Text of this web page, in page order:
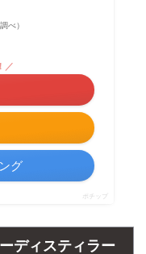
べ）
／
グ
ポチップ
ディスティラー